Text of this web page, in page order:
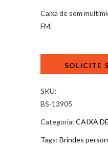
Caixa de som
FM.
quantidade
SKU:
BS-13905
Categoria: CAIXA
Tags: Brindes